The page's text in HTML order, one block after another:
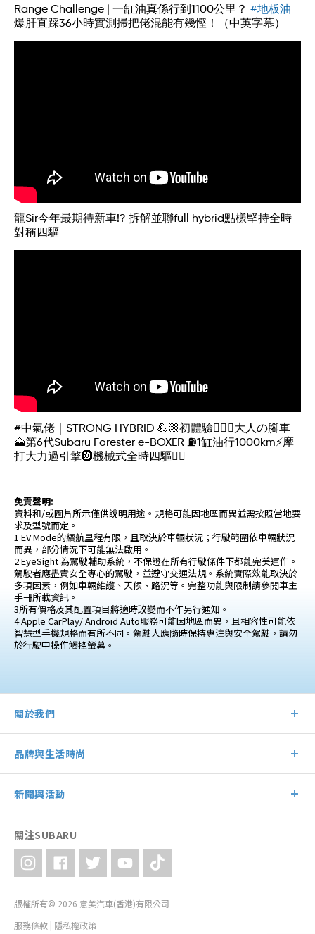
Range Challenge | 一缸油真係行到1100公里？ #地板油
爆肝直踩36小時實測掃把佬混能有幾慳！（中英字幕）
龍Sir今年最期待新車!? 拆解並聯full hybrid點樣堅持全時
對稱四驅
#中氣佬｜STRONG HYBRID 💪🏼初體驗🚶🏻‍♂️大人の腳車
🗻第6代Subaru Forester e-BOXER ⛽1缸油行1000km⚡摩
打大力過引擎🛞機械式全時四驅👍🏼
免責聲明:
資料和/或圖片所示僅供說明用途。規格可能因地區而異並需按照當地要
求及型號而定。
1 EV Mode的續航里程有限，且取決於車輛狀況；行駛範圍依車輛狀況
而異，部分情況下可能無法啟用。
2 EyeSight 為駕駛輔助系統，不保證在所有行駛條件下都能完美運作。
駕駛者應盡責安全專心的駕駛，並遵守交通法規。系統實際效能取決於
多項因素，例如車輛維護、天候、路況等。完整功能與限制請參閱車主
手冊所載資訊。
3所有價格及其配置項目將適時改變而不作另行通知。
4 Apple CarPlay/ Android Auto服務可能因地區而異，且相容性可能依
智慧型手機規格而有所不同。駕駛人應隨時保持專注與安全駕駛，請勿
於行駛中操作觸控螢幕。
關於我們
品牌與生活時尚
新聞與活動
關注SUBARU
版權所有© 2026 意美汽車(香港)有限公司
服務條款 | 隱私權政策